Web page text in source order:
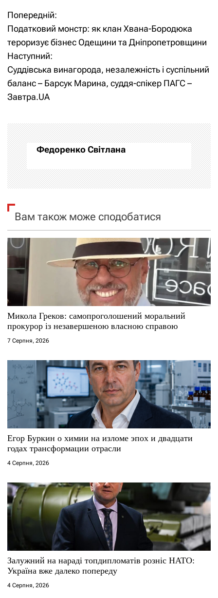
Н
а
в
і
г
а
ц
і
я
з
а
п
и
с
і
в
Попередній:
Податковий монстр: як клан Хвана-Бородюка
тероризує бізнес Одещини та Дніпропетровщини
Наступний:
Суддівська винагорода, незалежність і суспільний
баланс – Барсук Марина, суддя-спікер ПАГС –
Завтра.UA
Федоренко Світлана
Вам також може сподобатися
Микола Греков: самопроголошений моральний
прокурор із незавершеною власною справою
7 Серпня, 2026
Егор Буркин о химии на изломе эпох и двадцати
годах трансформации отрасли
4 Серпня, 2026
Залужний на нараді топдипломатів розніс НАТО:
Україна вже далеко попереду
4 Серпня, 2026